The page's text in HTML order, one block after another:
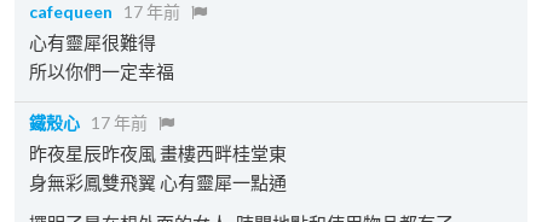
cafequeen 17 年前
心有靈犀很難得
所以你們一定幸福
鐵殼心 17 年前
昨夜星辰昨夜風 畫樓西畔桂堂東
身無彩鳳雙飛翼 心有靈犀一點通